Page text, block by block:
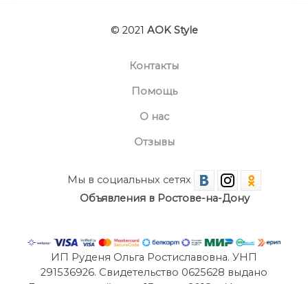
© 2021 AOK Style
Контакты
Помощь
О нас
Отзывы
Мы в социальных сетях
Объявления в Ростове-на-Дону
ИП Руденя Ольга Ростиславовна. УНП
291536926. Свидетельство 0625628 выдано